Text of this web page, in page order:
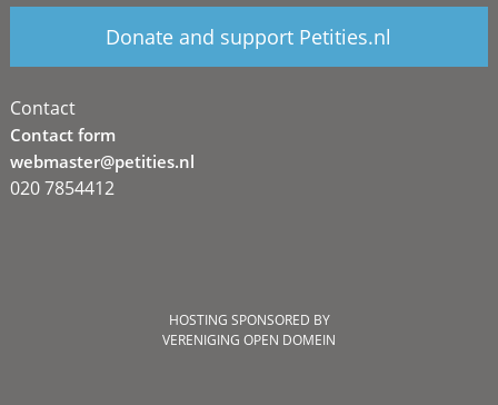
Donate and support Petities.nl
Contact
Contact form
webmaster@petities.nl
020 7854412
HOSTING SPONSORED BY
VERENIGING OPEN DOMEIN